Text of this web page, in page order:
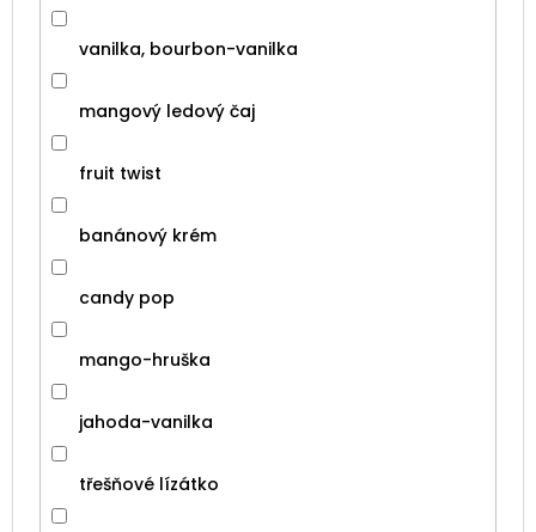
vanilka, bourbon-vanilka
mangový ledový čaj
fruit twist
banánový krém
candy pop
mango-hruška
jahoda-vanilka
třešňové lízátko